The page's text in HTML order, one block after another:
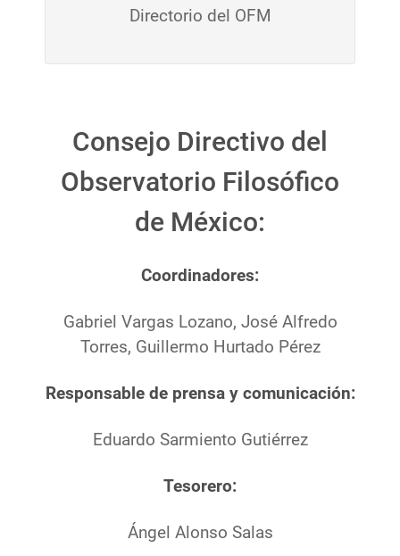
Directorio del OFM
Consejo Directivo del
Observatorio Filosófico
de México:
Coordinadores:
Gabriel Vargas Lozano, José Alfredo
Torres, Guillermo Hurtado Pérez
Responsable de prensa y comunicación:
Eduardo Sarmiento Gutiérrez
Tesorero:
Ángel Alonso Salas